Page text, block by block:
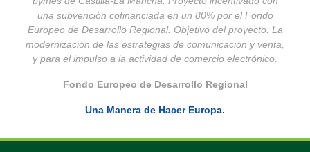
una subvención cofinanciada en un 80% por el Fondo
Europeo de Desarrollo Regional. Objetivo del proyecto: La
modernización de las estrategias de comunicación y venta,
y para el impulso a la actividad de comercio electrónico.
Fondo Europeo de Desarrollo Regional
Una Manera de Hacer Europa.